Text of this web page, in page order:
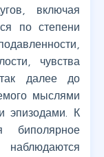
включая
по степени
чувства
далее до
мыслями
эпизодами. К
биполярное